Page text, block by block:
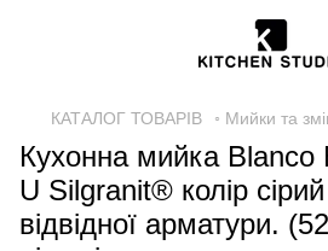
КАТАЛОГ ТОВАРІВ ◦ Мийки та
Кухонна мийка Blanco
U Silgranit® колір
відвідної арматури.